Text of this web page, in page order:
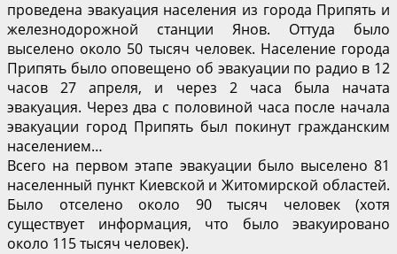
проведена эвакуация населения из города Припять и
железнодорожной станции Янов. Оттуда было
выселено около 50 тысяч человек. Население города
Припять было оповещено об эвакуации по радио в 12
часов 27 апреля, и через 2 часа была начата
эвакуация. Через два с половиной часа после начала
эвакуации город Припять был покинут гражданским
населением…
Всего на первом этапе эвакуации было выселено 81
населенный пункт Киевской и Житомирской областей.
Было отселено около 90 тысяч человек (хотя
существует информация, что было эвакуировано
около 115 тысяч человек).